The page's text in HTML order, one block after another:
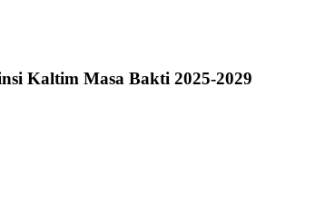
Kaltim Masa Bakti 2025-2029